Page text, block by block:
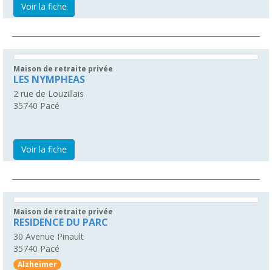
Voir la fiche
Maison de retraite privée
LES NYMPHEAS
2 rue de Louzillais
35740 Pacé
Voir la fiche
Maison de retraite privée
RESIDENCE DU PARC
30 Avenue Pinault
35740 Pacé
Alzheimer